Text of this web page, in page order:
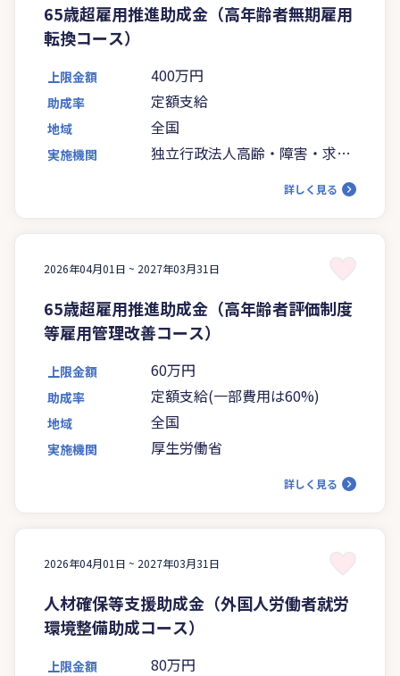
65歳超雇用推進助成金（高年齢者無期雇用
転換コース）
上限金額 400万円
助成率 定額支給
地域 全国
実施機関
独立行政法人高齢・障害・求職
詳しく見る
2026年04月01日 ~ 2027年03月31日
65歳超雇用推進助成金（高年齢者評価制度
等雇用管理改善コース）
上限金額 60万円
助成率 定額支給(一部費用は60%)
地域 全国
実施機関 厚生労働省
詳しく見る
2026年04月01日 ~ 2027年03月31日
人材確保等支援助成金（外国人労働者就労
環境整備助成コース）
上限金額 80万円